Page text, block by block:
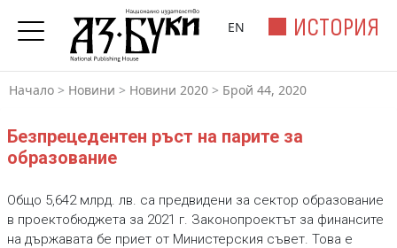
ИСТОРИЯ
EN
Начало > Новини > Новини 2020 > Брой 44, 2020
Безпрецедентен ръст на парите за
образование
Общо 5,642 млрд. лв. са предвидени за сектор образование
в проектобюджета за 2021 г. Законопроектът за финансите
на държавата бе приет от Министерския съвет. Това е